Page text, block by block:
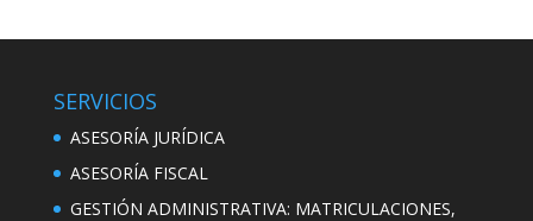
SERVICIOS
ASESORÍA JURÍDICA
ASESORÍA FISCAL
GESTIÓN ADMINISTRATIVA: MATRICULACIONES,